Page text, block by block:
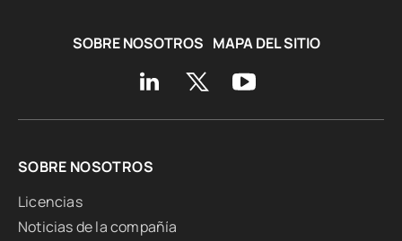
SOBRE NOSOTROS MAPA DEL SITIO
SOBRE NOSOTROS
Licencias
Noticias de la compañía